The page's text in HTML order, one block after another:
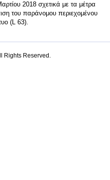
2018 σχετικά με τα μέτρα
του παράνομου περιεχομένου
(L 63).
Rights Reserved.